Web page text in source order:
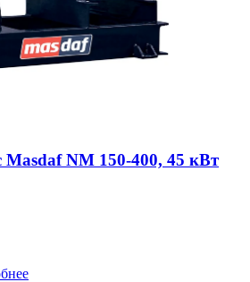
NM 150-400, 45 кВт